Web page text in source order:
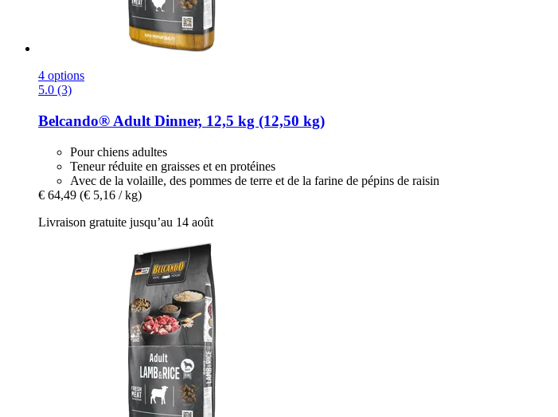
4 options
5.0 (3)
Belcando® Adult Dinner, 12,5 kg (12,50 kg)
Pour chiens adultes
Teneur réduite en graisses et en protéines
Avec de la volaille, des pommes de terre et de la farine de pépins de raisin
€ 64,49 (€ 5,16 / kg)
Livraison gratuite jusqu’au 14 août